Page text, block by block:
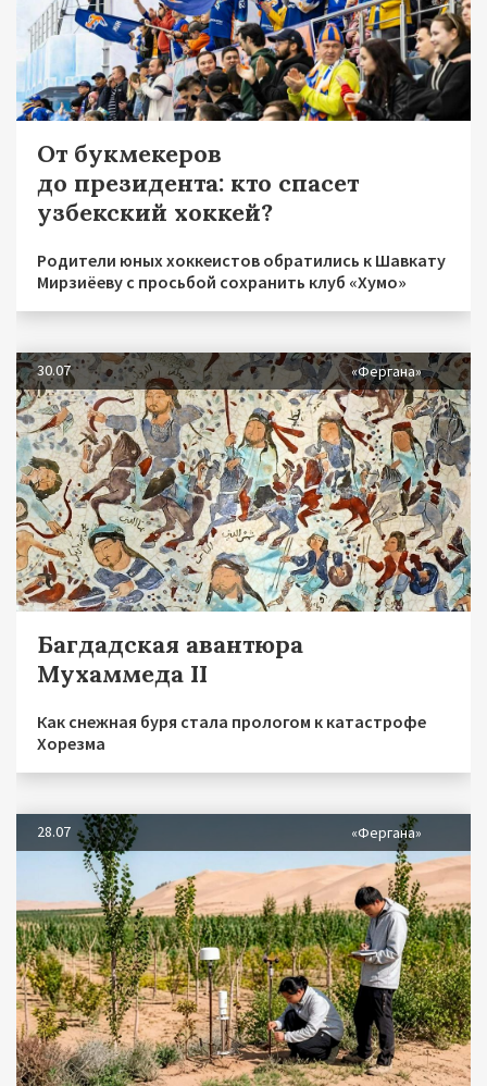
От букмекеров
до президента: кто спасет
узбекский хоккей?
Родители юных хоккеистов обратились к Шавкату
Мирзиёеву с просьбой сохранить клуб «Хумо»
30.07 «Фергана»
Багдадская авантюра
Мухаммеда II
Как снежная буря стала прологом к катастрофе
Хорезма
28.07 «Фергана»